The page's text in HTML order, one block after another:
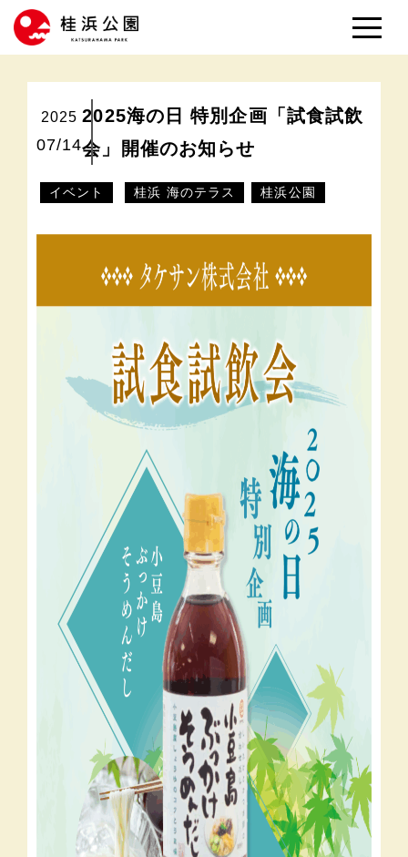
2025
07/14
2025海の日 特別企画「試食試飲
会」開催のお知らせ
イベント 桂浜 海のテラス 桂浜公園